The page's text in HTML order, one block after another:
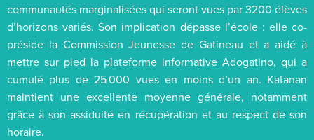
communautés marginalisées qui seront vues par 3200 élèves
d’horizons variés. Son implication dépasse l’école : elle co-
préside la Commission Jeunesse de Gatineau et a aidé à
mettre sur pied la plateforme informative Adogatino, qui a
cumulé plus de 25 000 vues en moins d’un an. Katanan
maintient une excellente moyenne générale, notamment
grâce à son assiduité en récupération et au respect de son
horaire.